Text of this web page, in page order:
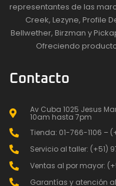
representantes de las
Creek, Lezyne, Profile
Bellwether, Birzman y
Ofreciendo
Contacto
Av Cuba 1025 Jesus
10am hasta 7pm
Tienda: 01-766-1106 –
Servicio al taller: (+51)
Ventas al por mayor:
Garantías y atención al